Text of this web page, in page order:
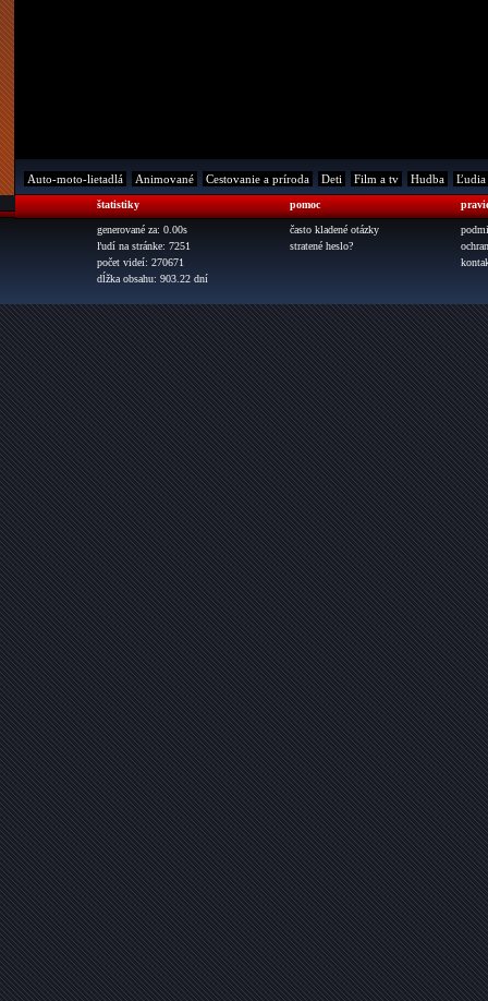
Auto-moto-lietadlá Animované Cestovanie a príroda Deti Film a tv Hudba Ľudia
štatistiky
generované za: 0.00s
ľudí na stránke: 7251
počet videí: 270671
dĺžka obsahu: 903.22 dní
pomoc
často kladené otázky
stratené heslo?